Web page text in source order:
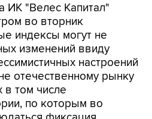
ИК "Велес Капитал"
во вторник
индексы могут не
изменений ввиду
настроений
отечественному рынку
в том числе
по которым во